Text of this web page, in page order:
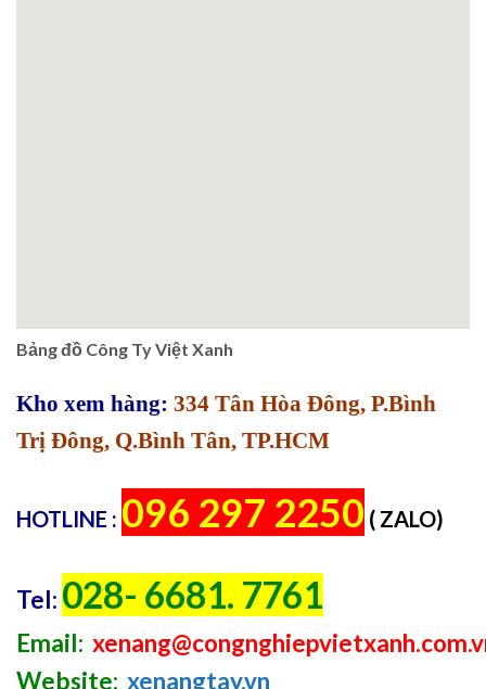
Bảng đồ Công Ty Việt Xanh
Kho xem hàng: 334 Tân Hòa Đông, P.Bình
Trị Đông, Q.Bình Tân, TP.HCM
HOTLINE : 096 297 2250 ( ZALO)
Tel: 028- 6681. 7761
Email:
Website: xenangtay.vn